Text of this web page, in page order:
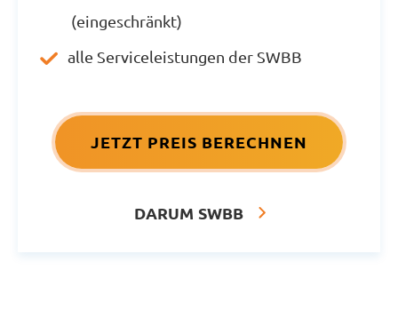
(eingeschränkt)
alle Serviceleistungen der SWBB
JETZT PREIS BERECHNEN
DARUM SWBB